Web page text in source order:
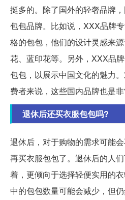
挺多的。除了国外的轻奢品牌
包包品牌。比如说，XXX品牌
格的包包，他们的设计灵感来
花、蓝印花等。另外，XXX品
包包，以展示中国文化的魅力
费者来说，这些国内品牌也是非
退休后还买衣服包包吗?
退休后，对于购物的需求可能
再买衣服包包了。退休后的人
着，更倾向于选择轻便实用的
中的包包数量可能会减少，但